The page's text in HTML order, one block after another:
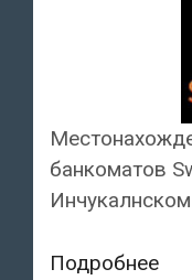
банкоматов
Подробнее